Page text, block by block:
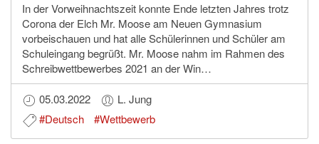
In der Vorweihnachtszeit konnte Ende letzten Jahres trotz
Corona der Elch Mr. Moose am Neuen Gymnasium
vorbeischauen und hat alle Schülerinnen und Schüler am
Schuleingang begrüßt. Mr. Moose nahm im Rahmen des
Schreibwettbewerbes 2021 an der Win…
05.03.2022
L. Jung
#Deutsch
#Wettbewerb